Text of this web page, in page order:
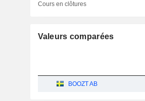
Cours en clôtures
Valeurs comparées
BOOZT AB